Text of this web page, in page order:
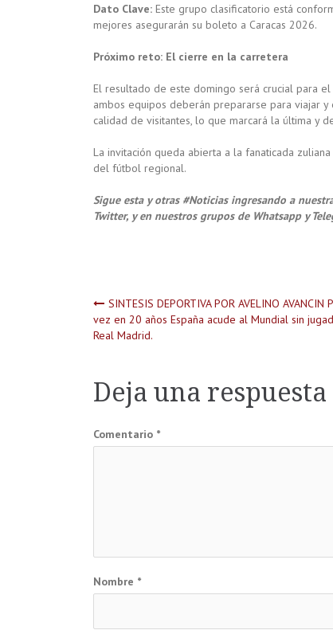
Dato Clave: Este grupo clasificatorio está
mejores asegurarán su boleto a Caracas 2026.
Próximo reto: El cierre en la carretera
El resultado de este domingo será crucial para
ambos equipos deberán prepararse para viajar
calidad de visitantes, lo que marcará la última y
La invitación queda abierta a la fanaticada
del fútbol regional.
Sigue esta y otras #Noticias ingresando a
Twitter, y en nuestros grupos de Whatsapp y
Navegación
de
entradas
SINTESIS DEPORTIVA POR AVELINO AVANCIN
vez en 20 años España acude al Mundial sin
Real Madrid.
Deja una respuesta
Comentario *
Nombre *